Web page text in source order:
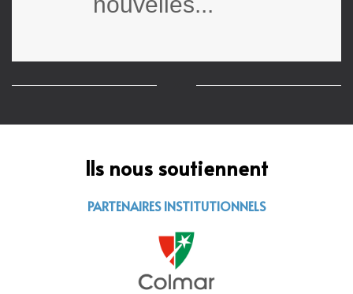
Ils nous soutiennent
PARTENAIRES INSTITUTIONNELS